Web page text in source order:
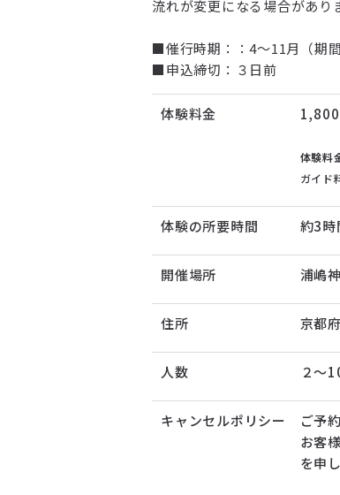
流れが変更になる場合があり
■催行時期：：4～11月（期
■申込締切：３日前
体験料金 1,800
体験料
ガイド
体験の所要時間 約3時
開催場所 浦嶋
住所 京都
人数 ２～
キャンセルポリシー
ご予
お客
を申